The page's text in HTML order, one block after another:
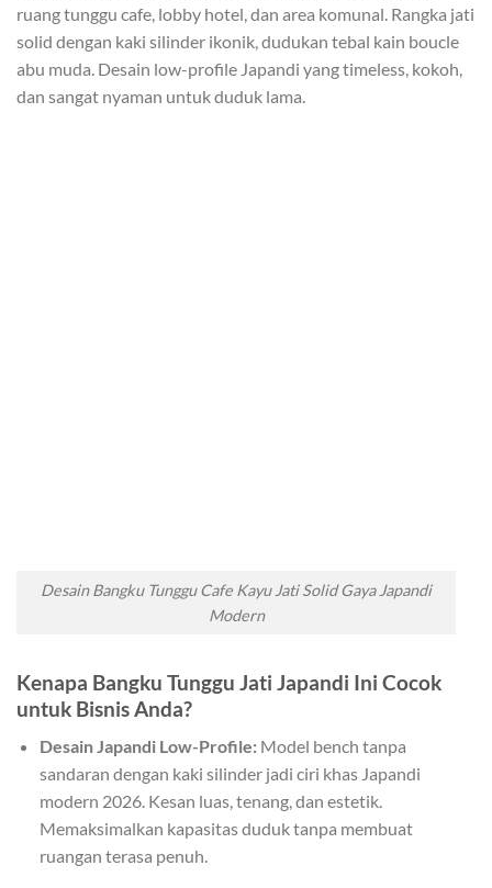
ruang tunggu cafe, lobby hotel, dan area komunal. Rangka jati
solid dengan kaki silinder ikonik, dudukan tebal kain boucle
abu muda. Desain low-profile Japandi yang timeless, kokoh,
dan sangat nyaman untuk duduk lama.
Desain Bangku Tunggu Cafe Kayu Jati Solid Gaya Japandi
Modern
Kenapa Bangku Tunggu Jati Japandi Ini Cocok
untuk Bisnis Anda?
Desain Japandi Low-Profile:Model bench tanpa
sandaran dengan kaki silinder jadi ciri khas Japandi
modern 2026. Kesan luas, tenang, dan estetik.
Memaksimalkan kapasitas duduk tanpa membuat
ruangan terasa penuh.